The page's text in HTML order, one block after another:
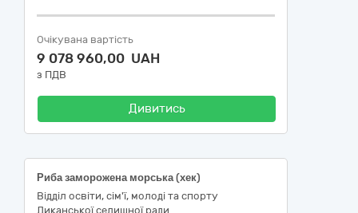
Очікувана вартість
9 078 960,00 UAH
з ПДВ
Дивитись
Риба заморожена морська (хек)
Відділ освіти, сім'ї, молоді та спорту
Диканської селищної ради